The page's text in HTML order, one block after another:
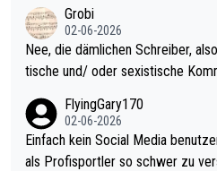
ohl wenig WDF Turniere spielen.
es Jahr der Fall. Er musste als
den Qualifier und ich glaube
gas) antun würde, wenn er doch
el hat.
Grobi
02-06-2026
Nee, die dämlichen Schreiber,
tische und/ oder sexistische
s Leben in den Griff kriegen. Nur
r war doch neulich erst derjenige,
rovoziert hat. Und Littlers Mutter
FlyingGary170
02-06-2026
Einfach kein Social Media
als Profisportler so schwer zu